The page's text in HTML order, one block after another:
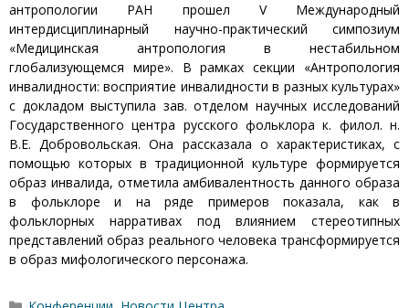
антропологии РАН прошел V Международный
интердисциплинарный научно-практический симпозиум
«Медицинская антропология в нестабильном
глобализующемся мире». В рамках секции «Антропология
инвалидности: восприятие инвалидности в разных культурах»
с докладом выступила зав. отделом научных исследований
Государственного центра русского фольклора к. филол. н.
В.Е. Добровольская. Она рассказала о характеристиках, с
помощью которых в традиционной культуре формируется
образ инвалида, отметила амбивалентность данного образа
в фольклоре и на ряде примеров показала, как в
фольклорных нарративах под влиянием стереотипных
представлений образ реального человека трансформируется
в образ мифологического персонажа.
Рубрики